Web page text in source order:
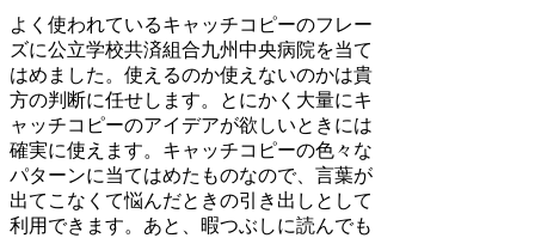
よく使われているキャッチコピーのフレー
ズに公立学校共済組合九州中央病院を当て
はめました。使えるのか使えないのかは貴
方の判断に任せします。とにかく大量にキ
ャッチコピーのアイデアが欲しいときには
確実に使えます。キャッチコピーの色々な
パターンに当てはめたものなので、言葉が
出てこなくて悩んだときの引き出しとして
利用できます。あと、暇つぶしに読んでも